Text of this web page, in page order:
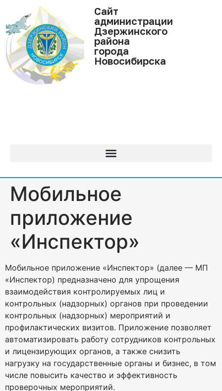
Cайт
администрации
Дзержинского
района
города
Новосибирска
Мобильное
приложение
«Инспектор»
Мобильное приложение «Инспектор» (далее — МП
«Инспектор) предназначено для упрощения
взаимодействия контролируемых лиц и
контрольных (надзорных) органов при проведении
контрольных (надзорных) мероприятий и
профилактических визитов. Приложение позволяет
автоматизировать работу сотрудников контрольных
и лицензирующих органов, а также снизить
нагрузку на государственные органы и бизнес, в том
числе повысить качество и эффективность
проверочных мероприятий.